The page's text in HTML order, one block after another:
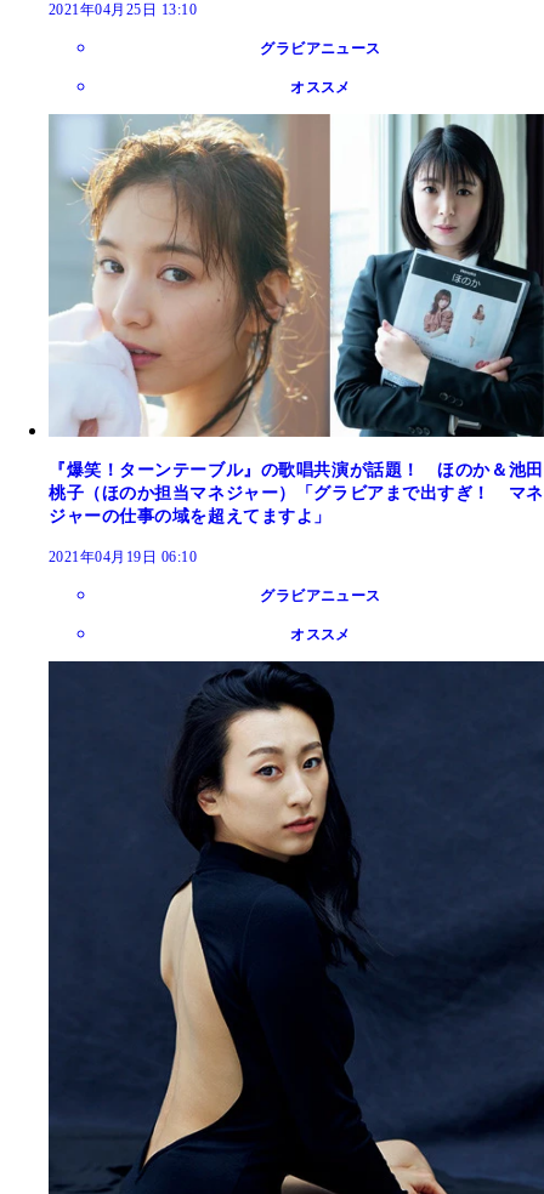
2021年04月25日 13:10
グラビアニュース
オススメ
『爆笑！ターンテーブル』の歌唱共演が話題！ ほのか＆池田
桃子（ほのか担当マネジャー）「グラビアまで出すぎ！ マネ
ジャーの仕事の域を超えてますよ」
2021年04月19日 06:10
グラビアニュース
オススメ